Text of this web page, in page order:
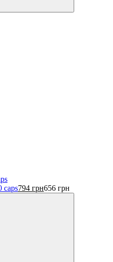
caps794 грн656 грн